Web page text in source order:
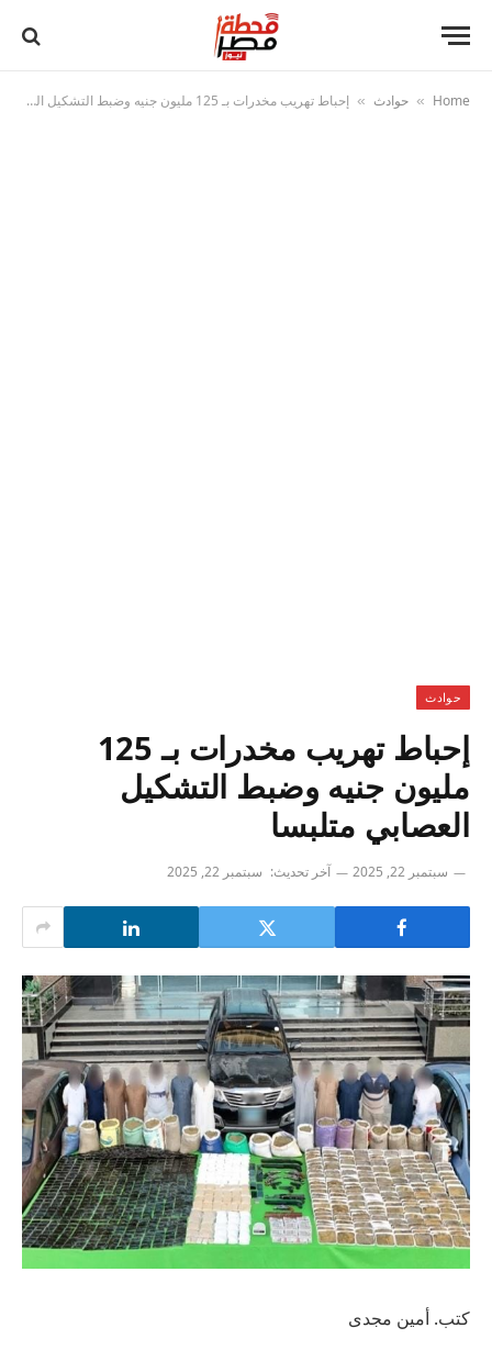
Home
» حوادث » إحباط تهريب مخدرات بـ 125 مليون جنيه وضبط التشكيل العصابي متلبسا
حوادث
إحباط تهريب مخدرات بـ 125
مليون جنيه وضبط التشكيل
العصابي متلبسا
سبتمبر 22, 2025 آخر تحديث: سبتمبر 22, 2025
كتب. أمين مجدى